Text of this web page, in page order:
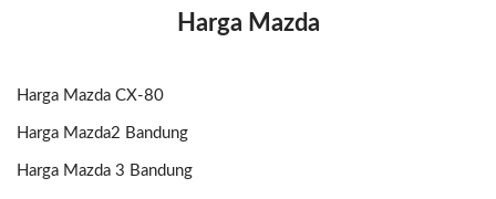
Harga Mazda
Harga Mazda CX-80
Harga Mazda2 Bandung
Harga Mazda 3 Bandung